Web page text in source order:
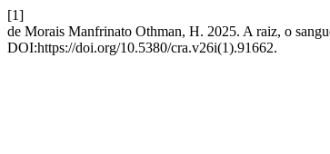
[1]
de Morais Manfrinato Othman, H. 2025. A raiz, o
DOI:https://doi.org/10.5380/cra.v26i(1).91662.